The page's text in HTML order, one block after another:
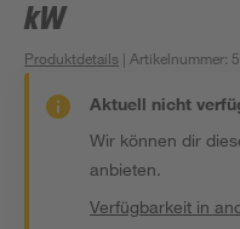
kW
Produktdetails | Artikelnummer:
Aktuell nicht
Wir können dir
anbieten.
Verfügbarkeit in